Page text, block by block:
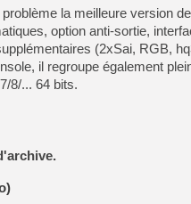
[Mo5] Brickboy cherche à
[GK] Minecraft et ses «
[GK] Beast of
[GK] Ubisoft : fin de partie
[GK] Mémoire cash -
[GK] Dan Houser (GTA)
[GK] Comment EA Sports
[GK] Crimson Moon : un
[GK] Isle of Reveries : le
[GK] Moonlighter 2 : The
[GK] Capcom relance
la meilleure version
option anti-sortie,
(2xSai, RGB,
il regroupe également
8/... 64 bits.